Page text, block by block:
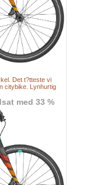
Det t?tteste vi
citybike. Lynhurtig
med 33 %